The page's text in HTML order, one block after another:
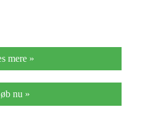
Kirsebær
Aluminium m.
lysdæmper
mere »
nu »